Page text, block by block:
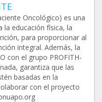
Oncológico) es una
la educación física, la
para proporcionar al
integral. Además, la
con el grupo PROFITH-
garantiza que las
basadas en la
con el proyecto